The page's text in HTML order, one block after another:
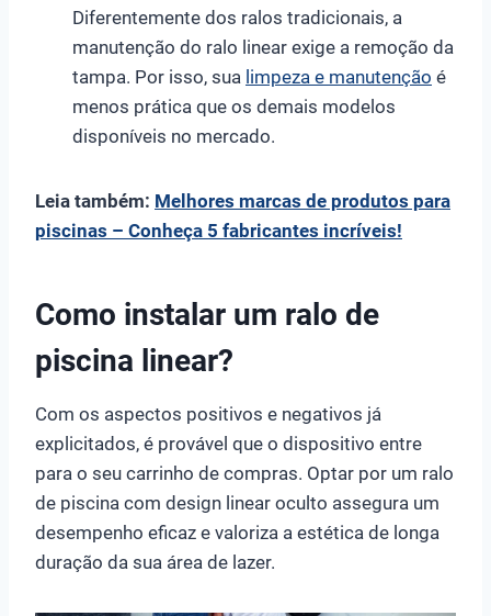
Diferentemente dos ralos tradicionais, a
manutenção do ralo linear exige a remoção da
tampa. Por isso, sua limpeza e manutenção é
menos prática que os demais modelos
disponíveis no mercado.
Leia também: Melhores marcas de produtos para
piscinas – Conheça 5 fabricantes incríveis!
Como instalar um ralo de
piscina linear?
Com os aspectos positivos e negativos já
explicitados, é provável que o dispositivo entre
para o seu carrinho de compras. Optar por um ralo
de piscina com design linear oculto assegura um
desempenho eficaz e valoriza a estética de longa
duração da sua área de lazer.